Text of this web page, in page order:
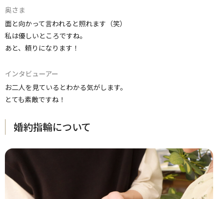
奥さま
面と向かって言われると照れます（笑）
私は優しいところですね。
あと、頼りになります！
インタビューアー
お二人を見ているとわかる気がします。
とても素敵ですね！
婚約指輪について